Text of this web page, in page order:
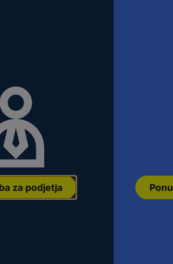
za podjetja
Delavnica Material za pritrditev
139679 šestrobi
jeklo galvansko
Koda proizvajalca:139679 Št. izdelka: